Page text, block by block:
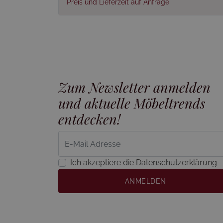
Zum Newsletter anmelden
und aktuelle Möbeltrends
entdecken!
Ich akzeptiere die Datenschutzerklärung
ANMELDEN